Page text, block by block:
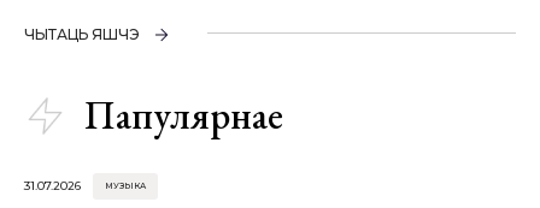
ЧЫТАЦЬ ЯШЧЭ
Папулярнае
31.07.2026 МУЗЫКА